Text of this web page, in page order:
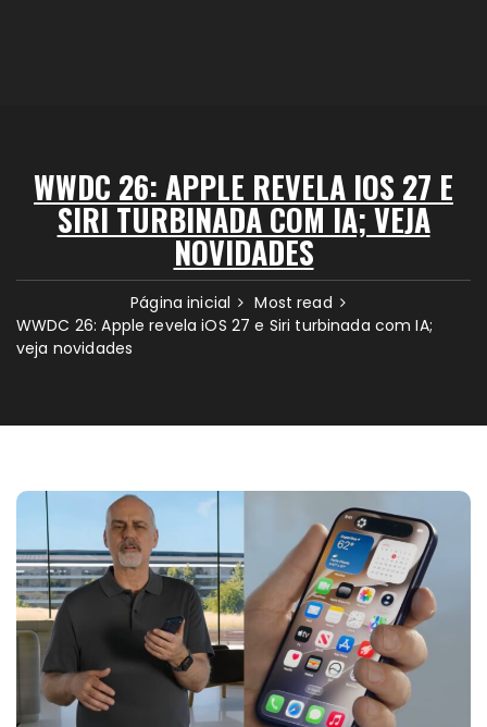
WWDC 26: APPLE REVELA IOS 27 E
SIRI TURBINADA COM IA; VEJA
NOVIDADES
Página inicial
Most read
WWDC 26: Apple revela iOS 27 e Siri turbinada com IA;
veja novidades